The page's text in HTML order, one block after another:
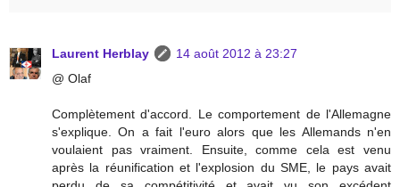
Laurent Herblay
14 août 2012 à 23:27
@ Olaf
Complètement d'accord. Le comportement de l'Allemagne
s'explique. On a fait l'euro alors que les Allemands n'en
voulaient pas vraiment. Ensuite, comme cela est venu
après la réunification et l'explosion du SME, le pays avait